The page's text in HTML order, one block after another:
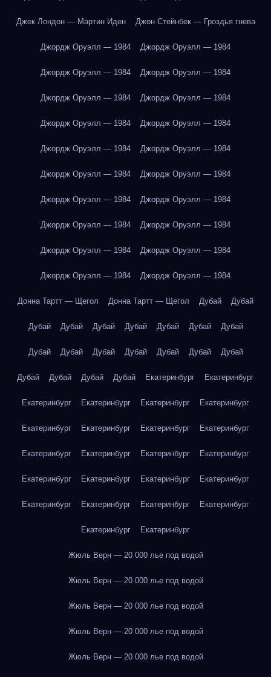
Джек Лондон — Мартин Иден Джон Стейнбек — Гроздья гнева
Джордж Оруэлл — 1984 Джордж Оруэлл — 1984
Джордж Оруэлл — 1984 Джордж Оруэлл — 1984
Джордж Оруэлл — 1984 Джордж Оруэлл — 1984
Джордж Оруэлл — 1984 Джордж Оруэлл — 1984
Джордж Оруэлл — 1984 Джордж Оруэлл — 1984
Джордж Оруэлл — 1984 Джордж Оруэлл — 1984
Джордж Оруэлл — 1984 Джордж Оруэлл — 1984
Джордж Оруэлл — 1984 Джордж Оруэлл — 1984
Джордж Оруэлл — 1984 Джордж Оруэлл — 1984
Джордж Оруэлл — 1984 Джордж Оруэлл — 1984
Донна Тартт — Щегол Донна Тартт — Щегол Дубай Дубай
Дубай Дубай Дубай Дубай Дубай Дубай Дубай
Дубай Дубай Дубай Дубай Дубай Дубай Дубай
Дубай Дубай Дубай Дубай Екатеринбург Екатеринбург
Екатеринбург Екатеринбург Екатеринбург Екатеринбург
Екатеринбург Екатеринбург Екатеринбург Екатеринбург
Екатеринбург Екатеринбург Екатеринбург Екатеринбург
Екатеринбург Екатеринбург Екатеринбург Екатеринбург
Екатеринбург Екатеринбург Екатеринбург Екатеринбург
Екатеринбург Екатеринбург
Жюль Верн — 20 000 лье под водой
Жюль Верн — 20 000 лье под водой
Жюль Верн — 20 000 лье под водой
Жюль Верн — 20 000 лье под водой
Жюль Верн — 20 000 лье под водой